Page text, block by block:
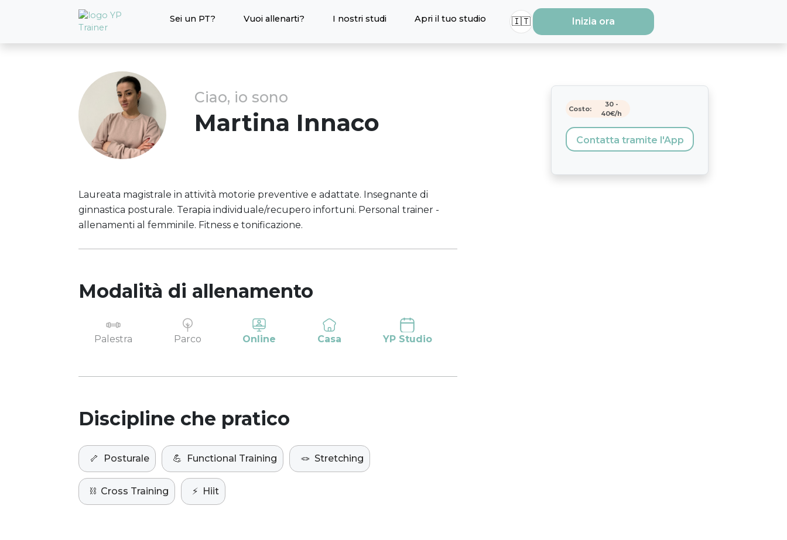
Sei un PT? Vuoi allenarti? I nostri studi Apri il tuo studio 🇮🇹 Inizia ora
Ciao, io sono
Martina Innaco
Laureata magistrale in attività motorie preventive e adattate. Insegnante di
ginnastica posturale. Terapia individuale/recupero infortuni. Personal trainer -
allenamenti al femminile. Fitness e tonificazione.
Modalità di allenamento
Palestra Parco Online Casa YP Studio
Discipline che pratico
🦴 Posturale 💪 Functional Training 🪢 Stretching
⛓️ Cross Training ⚡️ Hiit
Costo:
30-
40€/h
Contatta tramite l'App